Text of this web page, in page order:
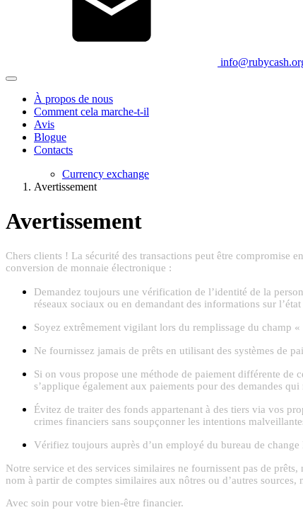
À propos de nous
Comment cela marche-t-il
Avis
Blogue
Contacts
Currency exchange
Avertissement
Avertissement
Chers clients ! La sécurité des transactions peut être compromise
conversion de monnaie électronique :
Demandez toujours une vérification de l’identité de la
réseaux sociaux ou en demandant des informations sur
Soyez extrêmement vigilant lors du remplissage du champ
Ne fournissez jamais de prêts en utilisant des systèmes de
Si on vous propose une méthode de paiement différente de
s’applique également aux paiements pour des demandes
Évitez de traiter des fonds appartenant à des tiers via vos
crimes financiers sans soupçonner les intentions
Vérifiez toujours auprès d’un employé du bureau de
Notre service et des services similaires ne fournissent pas de
nom à partir de comptes similaires aux nôtres ou d’autres
Avec soin pour votre bien-être financier.